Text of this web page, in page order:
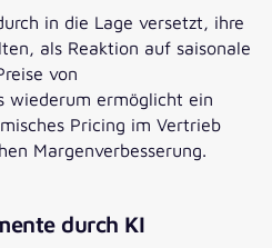
in die Lage versetzt, ihre
als Reaktion auf saisonale
von
wiederum ermöglicht ein
Pricing im Vertrieb
Margenverbesserung.
durch KI